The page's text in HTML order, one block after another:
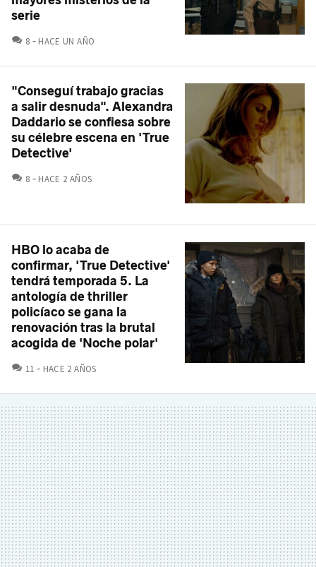
serie
8 COMENTARIOS
HACE UN AÑO
"Conseguí trabajo gracias
a salir desnuda". Alexandra
Daddario se confiesa sobre
su célebre escena en 'True
Detective'
8 COMENTARIOS
HACE 2 AÑOS
HBO lo acaba de
confirmar, 'True Detective'
tendrá temporada 5. La
antología de thriller
policíaco se gana la
renovación tras la brutal
acogida de 'Noche polar'
11 COMENTARIOS
HACE 2 AÑOS